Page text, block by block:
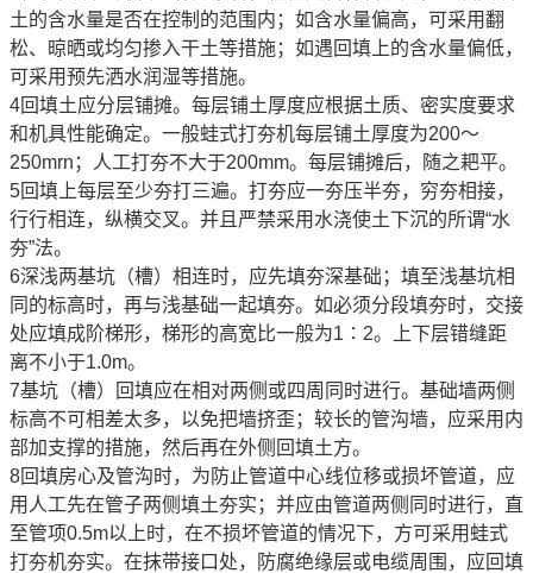
土的含水量是否在控制的范围内；如含水量偏高，可采用翻
松、晾晒或均匀掺入干土等措施；如遇回填上的含水量偏低，
可采用预先洒水润湿等措施。
4回填土应分层铺摊。每层铺土厚度应根据土质、密实度要求
和机具性能确定。一般蛙式打夯机每层铺土厚度为200～
250mrn；人工打夯不大于200mm。每层铺摊后，随之耙平。
5回填上每层至少夯打三遍。打夯应一夯压半夯，穷夯相接，
行行相连，纵横交叉。并且严禁采用水浇使土下沉的所谓“水
夯”法。
6深浅两基坑（槽）相连时，应先填夯深基础；填至浅基坑相
同的标高时，再与浅基础一起填夯。如必须分段填夯时，交接
处应填成阶梯形，梯形的高宽比一般为1∶2。上下层错缝距
离不小于1.0m。
7基坑（槽）回填应在相对两侧或四周同时进行。基础墙两侧
标高不可相差太多，以免把墙挤歪；较长的管沟墙，应采用内
部加支撑的措施，然后再在外侧回填土方。
8回填房心及管沟时，为防止管道中心线位移或损坏管道，应
用人工先在管子两侧填土夯实；并应由管道两侧同时进行，直
至管项0.5m以上时，在不损坏管道的情况下，方可采用蛙式
打夯机夯实。在抹带接口处，防腐绝缘层或电缆周围，应回填